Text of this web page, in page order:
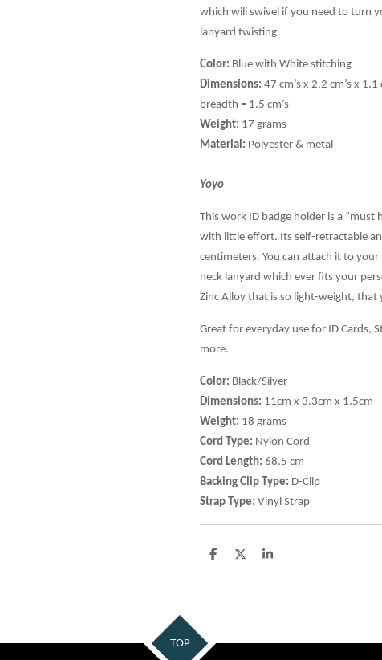
which will swivel if you need to turn
lanyard twisting.
Color: Blue with White stitching
Dimensions: 47 cm’s x 2.2 cm’s x
breadth = 1.5 cm’s
Weight: 17 grams
Material: Polyester & metal
Yoyo
This work ID badge holder is a “must
with little effort. Its self-retractable
centimeters. You can attach it to
neck lanyard which ever fits your
Zinc Alloy that is so light-weight,
Great for everyday use for ID Cards,
more.
Color: Black/Silver
Dimensions: 11cm x 3.3cm x 1.5cm
Weight: 18 grams
Cord Type: Nylon Cord
Cord Length: 68.5 cm
Backing Clip Type: D-Clip
Strap Type: Vinyl Strap
D
D
S
TOP